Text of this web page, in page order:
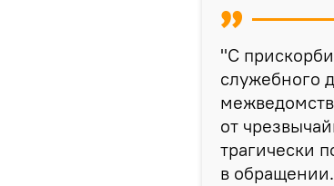
"С
служебного
от
трагически
в обращении.